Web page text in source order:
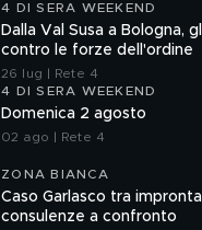
4 DI SERA WEEKEND
Dalla Val Susa a Bologna,
contro le forze dell'ordine
26 lug | Rete 4
4 DI SERA WEEKEND
Domenica 2 agosto
02 ago | Rete 4
ZONA BIANCA
Caso Garlasco tra
consulenze a confronto